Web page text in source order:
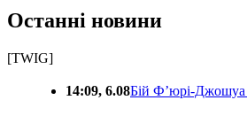
Останні новини
[TWIG]
14:09, 6.08Бій Ф’юрі-Джошуа